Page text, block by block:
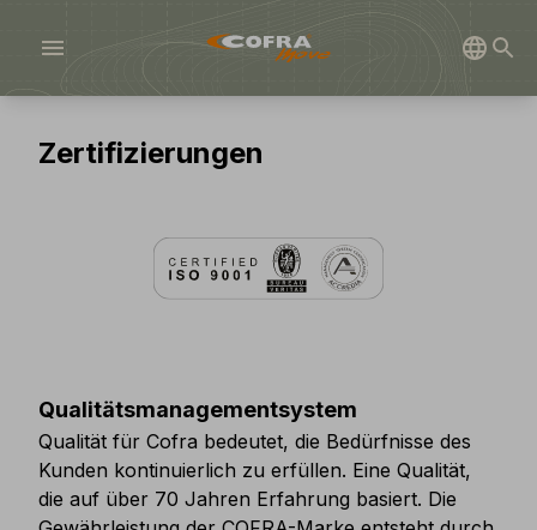
menu
Zertifizierungen
Qualitätsmanagementsystem
Qualität für Cofra bedeutet, die Bedürfnisse des
Kunden kontinuierlich zu erfüllen. Eine Qualität,
die auf über 70 Jahren Erfahrung basiert. Die